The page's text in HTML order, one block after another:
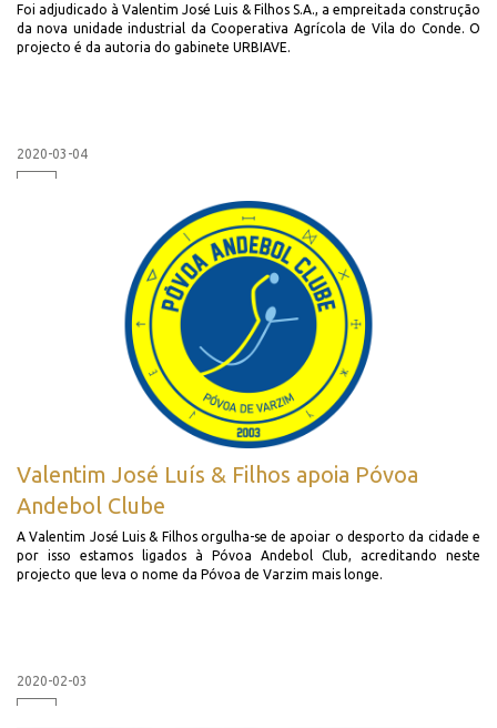
Foi adjudicado à Valentim José Luis & Filhos S.A., a empreitada construção
da nova unidade industrial da Cooperativa Agrícola de Vila do Conde. O
projecto é da autoria do gabinete URBIAVE.
2020-03-04
Valentim José Luís & Filhos apoia Póvoa
Andebol Clube
A Valentim José Luis & Filhos orgulha-se de apoiar o desporto da cidade e
por isso estamos ligados à Póvoa Andebol Club, acreditando neste
projecto que leva o nome da Póvoa de Varzim mais longe.
2020-02-03